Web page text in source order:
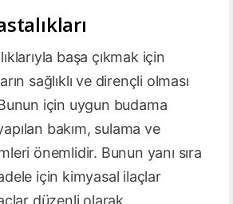
başa çıkmak için
sağlıklı ve dirençli olması
için uygun budama
bakım, sulama ve
önemlidir. Bunun yanı sıra
için kimyasal ilaçlar
düzenli olarak